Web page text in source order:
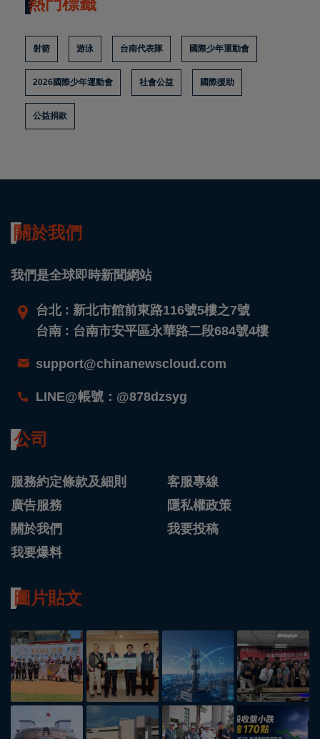
射箭 游泳 台南代表隊 國際少年運動會
2026國際少年運動會 社會公益 國際援助
公益捐款
關於我們
我們是全球即時新聞網站
台北 : 新北市館前東路116號5樓之7號
台南 : 台南市安平區永華路二段684號4樓
support@chinanewscloud.com
LINE@帳號：@878dzsyg
公司
服務約定條款及細則
客服專線
廣告服務
隱私權政策
關於我們
我要投稿
我要爆料
圖片貼文